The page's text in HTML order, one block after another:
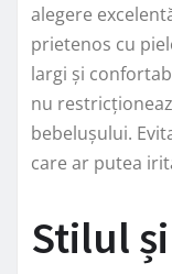
alegere
prietenos cu
largi și
nu
bebelușului.
care ar putea
Stilul